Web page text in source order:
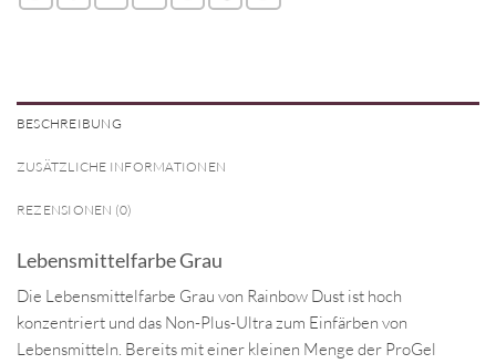
BESCHREIBUNG
ZUSÄTZLICHE INFORMATIONEN
REZENSIONEN (0)
Lebensmittelfarbe Grau
Die Lebensmittelfarbe Grau von Rainbow Dust ist hoch
konzentriert und das Non-Plus-Ultra zum Einfärben von
Lebensmitteln. Bereits mit einer kleinen Menge der ProGel